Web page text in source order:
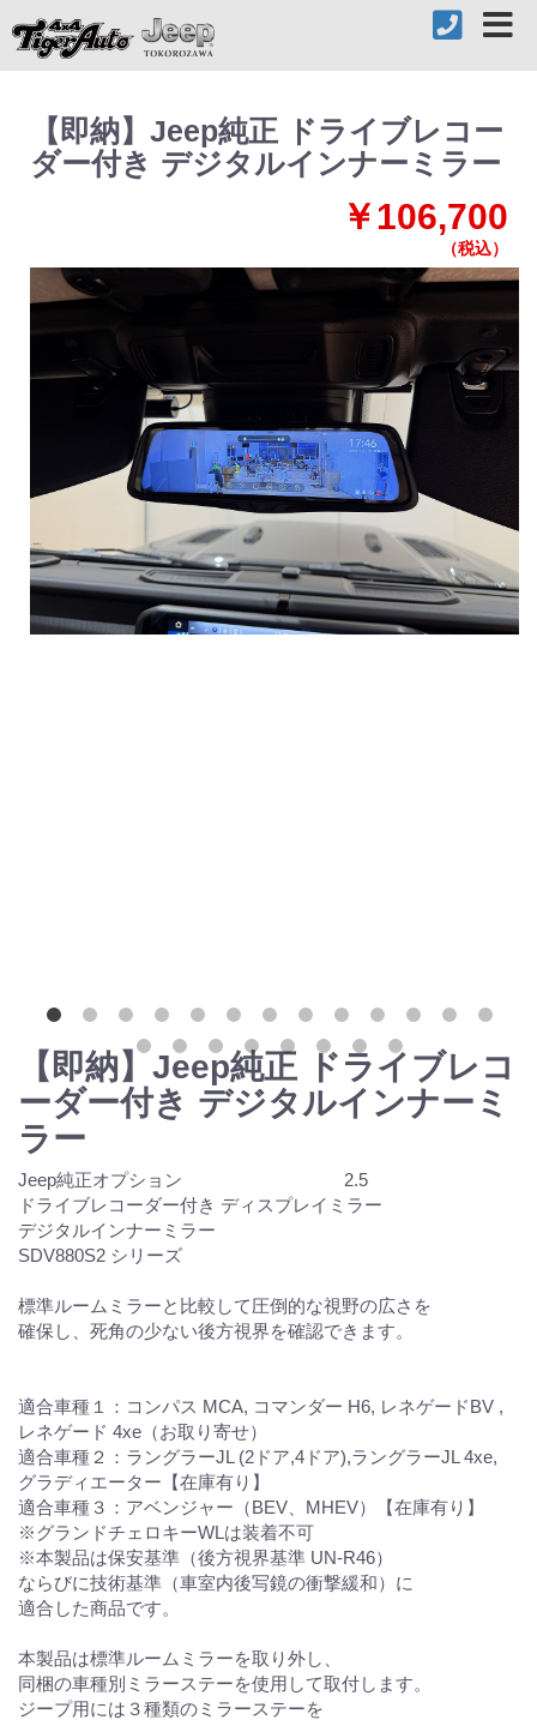
【即納】Jeep純正 ドライブレコー
ダー付き デジタルインナーミラー
￥106,700
（税込）
【即納】Jeep純正 ドライブレコ
ーダー付き デジタルインナーミ
ラー
Jeep純正オプション 2.5
ドライブレコーダー付き ディスプレイミラー
デジタルインナーミラー
SDV880S2 シリーズ
標準ルームミラーと比較して圧倒的な視野の広さを
確保し、死角の少ない後方視界を確認できます。
適合車種１：コンパス MCA, コマンダー H6, レネゲードBV ,
レネゲード 4xe（お取り寄せ）
適合車種２：ラングラーJL (2ドア,4ドア),ラングラーJL 4xe,
グラディエーター【在庫有り】
適合車種３：アベンジャー（BEV、MHEV）【在庫有り】
※グランドチェロキーWLは装着不可
※本製品は保安基準（後方視界基準 UN-R46）
ならびに技術基準（⾞室内後写鏡の衝撃緩和）に
適合した商品です。
本製品は標準ルームミラーを取り外し、
同梱の⾞種別ミラーステーを使用して取付します。
ジープ用には３種類のミラーステーを